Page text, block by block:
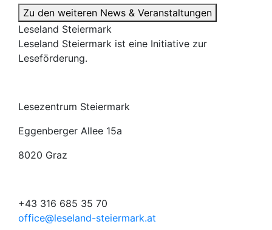
Zu den weiteren News & Veranstaltungen
Leseland Steiermark
Leseland Steiermark ist eine Initiative zur
Leseförderung.
Lesezentrum Steiermark
Eggenberger Allee 15a
8020 Graz
+43 316 685 35 70
office@leseland-steiermark.at